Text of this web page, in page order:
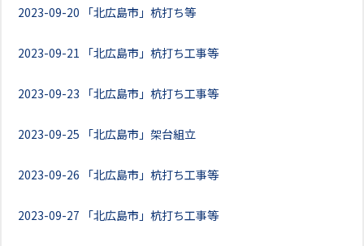
2023-09-20 「北広島市」杭打ち等
2023-09-21 「北広島市」杭打ち工事等
2023-09-23 「北広島市」杭打ち工事等
2023-09-25 「北広島市」架台組立
2023-09-26 「北広島市」杭打ち工事等
2023-09-27 「北広島市」杭打ち工事等